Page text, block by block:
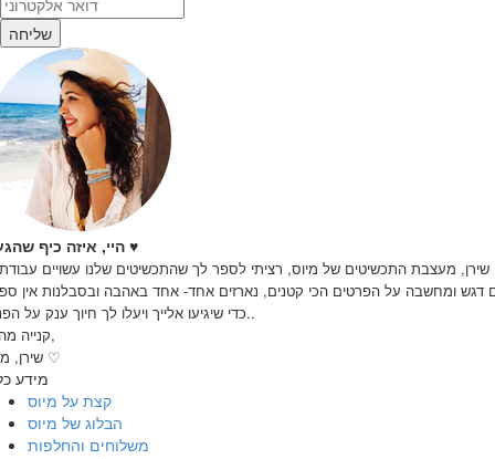
שליחה
♥
שירן, מעצבת התכשיטים של מיוס, רציתי לספר לך שהתכשיטים שלנו עשויים
דגש ומחשבה על הפרטים הכי קטנים, נארזים אחד- אחד באהבה ובסבלנות אין
כדי שיגיעו אלייך ויעלו לך חיוך ענק על הפנים..
קנייה מהנה,
שירן, מיוס ♡
מידע
קצת על מיוס
הבלוג של מיוס
משלוחים והחלפות